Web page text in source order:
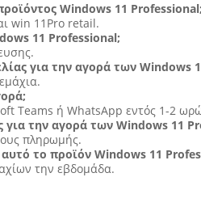
Windows 11 Professional;
win 11Pro retail.
11 Professional;
για την αγορά των Windows
Teams ή WhatsApp εντός 1-2
για την αγορά των Windows 11
πληρωμής.
το προϊόν Windows 11
την εβδομάδα.